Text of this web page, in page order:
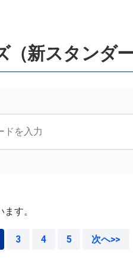
（新スタンダ
す。
3 4 5 次へ>>